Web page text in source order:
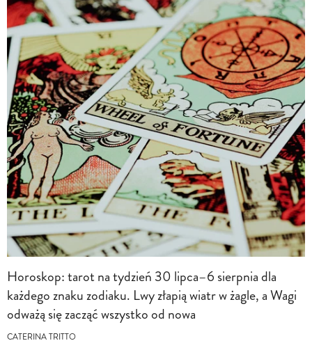
Horoskop: tarot na tydzień 30 lipca–6 sierpnia dla
każdego znaku zodiaku. Lwy złapią wiatr w żagle, a Wagi
odważą się zacząć wszystko od nowa
CATERINA TRITTO